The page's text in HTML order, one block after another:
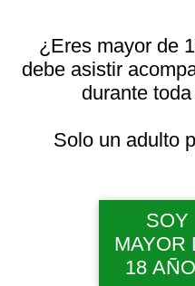
¿Eres mayor de
debe asistir
durante
Solo un adulto
SOY
MAYOR
18
m. – 8:00 p. m.
2440, Viña del